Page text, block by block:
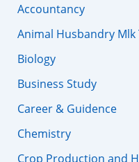
Accountancy
Animal Husbandry
Biology
Business Study
Career & Guidence
Chemistry
Crop Production and